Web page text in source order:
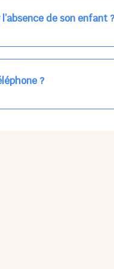
de son enfant
et ajuster les plannings
à l’avance.
?
Play car il s'agit